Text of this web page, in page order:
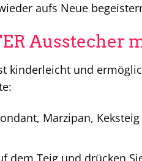
aufs Neue
Ausstecher
kinderleicht und
Marzipan,